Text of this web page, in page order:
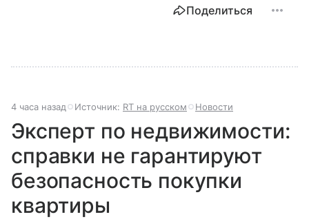
Поделиться
4 часа назад Источник: RT на русском Новости
Эксперт по недвижимости:
справки не гарантируют
безопасность покупки
квартиры